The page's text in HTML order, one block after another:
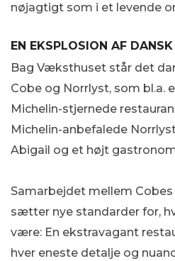
nøjagtigt som i et levende
EN EKSPLOSION AF
Bag Væksthuset står det
Cobe og Norrlyst, som bl.a.
Michelin-stjernede
Michelin-anbefalede
Abigail og et højt
Samarbejdet mellem
sætter nye standarder for,
være: En ekstravagant
hver eneste detalje og